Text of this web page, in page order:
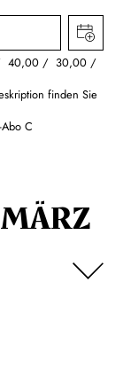
40,00 30,00
finden Sie
C
MÄRZ